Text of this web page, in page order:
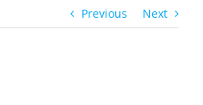
Previous Next